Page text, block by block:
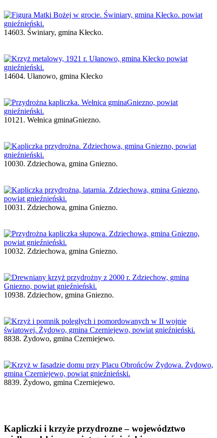
14603. Świniary, gmina Kłecko.
14604. Ułanowo, gmina Kłecko
10121. Wełnica gminaGniezno.
10030. Zdziechowa, gmina Gniezno.
10031. Zdziechowa, gmina Gniezno.
10032. Zdziechowa, gmina Gniezno.
10938. Zdziechow, gmina Gniezno.
8838. Żydowo, gmina Czerniejewo.
8839. Żydowo, gmina Czerniejewo.
Kapliczki i krzyże przydrozne – województwo